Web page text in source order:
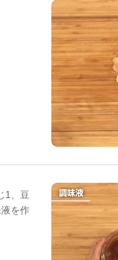
1、豆
を作